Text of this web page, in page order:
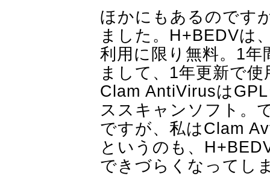
ほかにもあるのです
ました。H+BEDVは
利用に限り無料。1
まして、1年更新で
Clam AntiVirusは
ススキャンソフト。
ですが、私はClam
というのも、
できづらくなってし